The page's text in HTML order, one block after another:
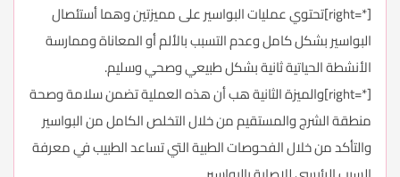
[*=right]تحتوي عمليات البواسير على مميزتين وهما أستئصال
البواسير بشكل كامل وعدم التسبب بالألم أو المعاناة وممارسة
الأنشطة الحياتية ثانية بشكل طبيعي وصحي وسليم.
[*=right]والميزة الثانية هب أن هذه العملية تضمن سلامة وصحة
منطقة الشرج والمستقيم من خلال التخلص الكامل من البواسير
والتأكد من خلال الفحوصات الطبية التي تساعد الطبيب في معرفة